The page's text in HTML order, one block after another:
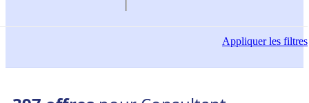
Appliquerles filtres